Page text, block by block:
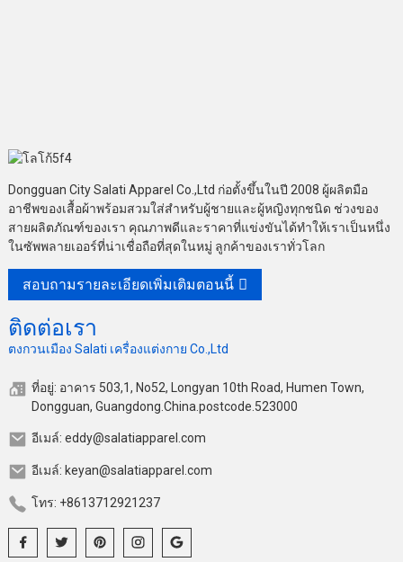
Dongguan City Salati Apparel Co.,Ltd ก่อตั้งขึ้นในปี 2008 ผู้ผลิตมือ
อาชีพของเสื้อผ้าพร้อมสวมใส่สำหรับผู้ชายและผู้หญิงทุกชนิด ช่วงของ
สายผลิตภัณฑ์ของเรา คุณภาพดีและราคาที่แข่งขันได้ทำให้เราเป็นหนึ่ง
ในซัพพลายเออร์ที่น่าเชื่อถือที่สุดในหมู่ ลูกค้าของเราทั่วโลก
สอบถามรายละเอียดเพิ่มเติมตอนนี้
ติดต่อเรา
ตงกวนเมือง Salati เครื่องแต่งกาย Co.,Ltd
ที่อยู่: อาคาร 503,1, No52, Longyan 10th Road, Humen Town,
Dongguan, Guangdong.China.postcode.523000
อีเมล์: eddy@salatiapparel.com
อีเมล์: keyan@salatiapparel.com
โทร: +8613712921237